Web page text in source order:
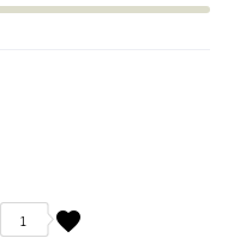
favorite
1